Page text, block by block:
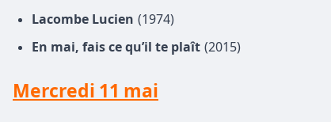
Lacombe Lucien (1974)
En mai, fais ce qu’il te plaît (2015)
Mercredi 11 mai